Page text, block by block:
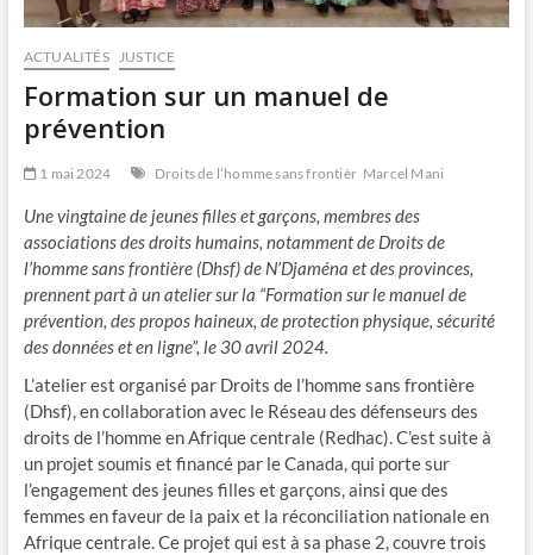
ACTUALITÉS JUSTICE
Formation sur un manuel de
prévention
1 mai 2024 Droits de l’homme sans frontièr Marcel Mani
Une vingtaine de jeunes filles et garçons, membres des
associations des droits humains, notamment de Droits de
l’homme sans frontière (Dhsf) de N’Djaména et des provinces,
prennent part à un atelier sur la “Formation sur le manuel de
prévention, des propos haineux, de protection physique, sécurité
des données et en ligne”, le 30 avril 2024.
L’atelier est organisé par Droits de l’homme sans frontière
(Dhsf), en collaboration avec le Réseau des défenseurs des
droits de l’homme en Afrique centrale (Redhac). C’est suite à
un projet soumis et financé par le Canada, qui porte sur
l’engagement des jeunes filles et garçons, ainsi que des
femmes en faveur de la paix et la réconciliation nationale en
Afrique centrale. Ce projet qui est à sa phase 2, couvre trois